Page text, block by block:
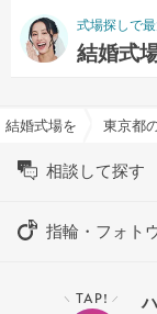
式場探しで
結婚式
結婚式場を探すならハ
東京都
相談して探す
指輪・フォト
＼ TAP! ／